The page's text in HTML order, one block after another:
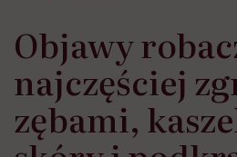
może chyba tylko
głupota i brak
wyobraźni"
pracy
Objawy
najczęściej
zębami,